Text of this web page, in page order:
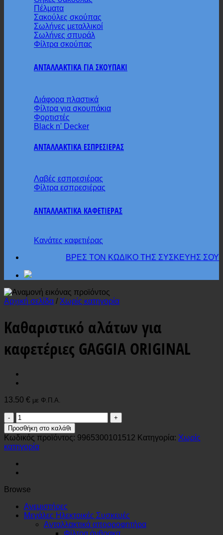
Πέλματα
Σακούλες σκούπας
Σωλήνες μεταλλικοί
Σωλήνες σπυράλ
Φίλτρα σκούπας
ΑΝΤΑΛΛΑΚΤΙΚΑ ΓΙΑ ΣΚΟΥΠΑΚΙ
Διάφορα πλαστικά
Φίλτρα για σκουπάκια
Φορτιστές
Black n' Decker
ΑΝΤΑΛΛΑΚΤΙΚΑ ΕΣΠΡΕΣΙΕΡΑΣ
Λαβές εσπρεσιέρας
Φίλτρα εσπρεσιέρας
ΑΝΤΑΛΛΑΚΤΙΚΑ ΚΑΦΕΤΙΕΡΑΣ
Κανάτες καφετιέρας
ΒΡΕΣ ΤΟΝ ΚΩΔΙΚΟ ΤΗΣ ΣΥΣΚΕΥΗΣ ΣΟΥ
Αρχική σελίδα / Χωρίς κατηγορία
Καθαριστικό αλάτων για
καφετέριες GAGGIA ORIGINAL
13.50 € με Φ.Π.Α.
Καθαριστικό
αλάτων
για
καφετέριες
GAGGIA
ORIGINAL
ποσότητα
Προσθήκη στο καλάθι
Κωδικός προϊόντος: 9965300101512 Κατηγορία: Χωρίς
κατηγορία
Browse
Ανεμιστήρες
Μεγάλες Ηλεκτρικές Συσκευές
Ανταλλακτικά απορροφητήρα